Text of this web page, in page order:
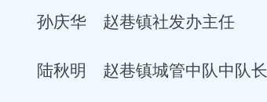
孙庆华 赵巷镇社发办主任
陆秋明 赵巷镇城管中队中队长